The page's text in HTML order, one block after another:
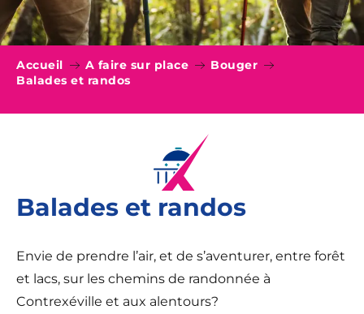
Accueil A faire sur place
Bouger
Balades et randos
Balades et randos
Envie de prendre l’air, et de s’aventurer, entre forêt
et lacs, sur les chemins de randonnée à
Contrexéville et aux alentours?